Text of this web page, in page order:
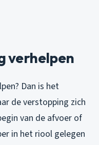
verhelpen
Dan is het
de verstopping zich
van de afvoer of
in het riool gelegen